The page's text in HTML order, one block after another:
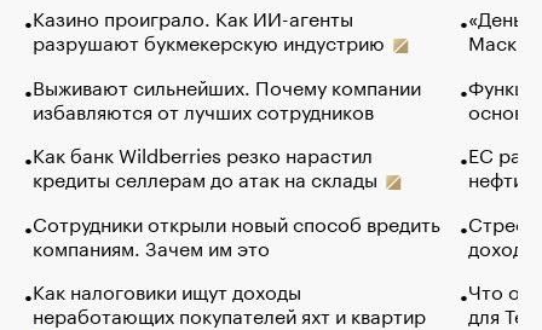
Казино проиграло. Как ИИ-агенты
разрушают букмекерскую индустрию
Выживают сильнейших. Почему компании
избавляются от лучших сотрудников
Как банк Wildberries резко нарастил
кредиты селлерам до атак на склады
Сотрудники открыли новый способ вредить
компаниям. Зачем им это
Как налоговики ищут доходы
неработающих покупателей яхт и квартир
Маск в
основ
ЕС
нефти
Что
для